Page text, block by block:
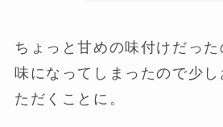
ちょっと甘めの味付けだっ
味になってしまったので少
ただくことに。